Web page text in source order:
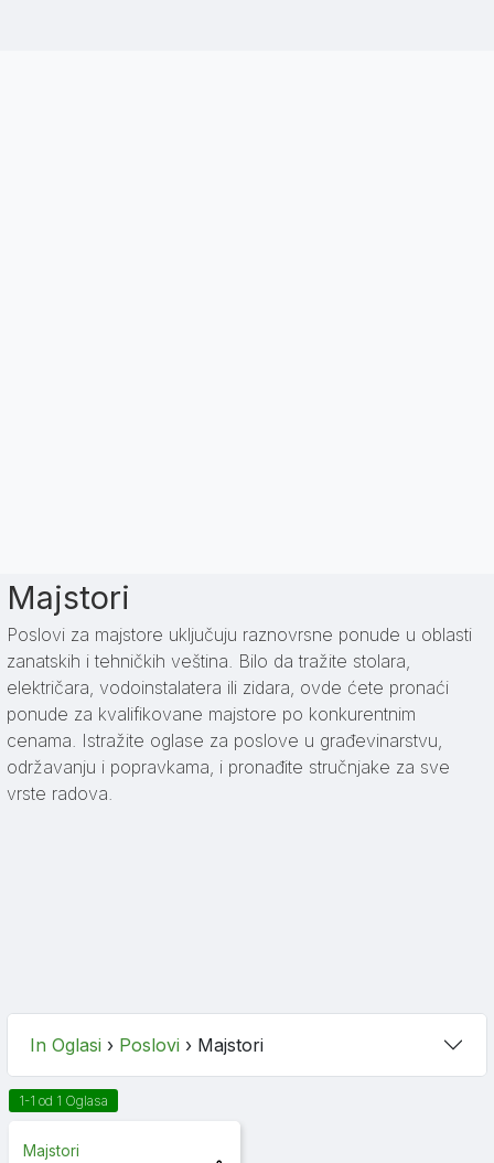
Majstori
Poslovi za majstore uključuju raznovrsne ponude u oblasti
zanatskih i tehničkih veština. Bilo da tražite stolara,
električara, vodoinstalatera ili zidara, ovde ćete pronaći
ponude za kvalifikovane majstore po konkurentnim
cenama. Istražite oglase za poslove u građevinarstvu,
održavanju i popravkama, i pronađite stručnjake za sve
vrste radova.
In Oglasi › Poslovi › Majstori
1-1 od 1 Oglasa
Majstori